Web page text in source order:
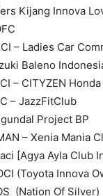
Kijang Innova
– Ladies Car
Baleno
– CITYZEN
– JazzFitClub
Project BP
– Xenia Mania
[Agya Ayla Club
(Toyota Innova
(Nation Of Silver)